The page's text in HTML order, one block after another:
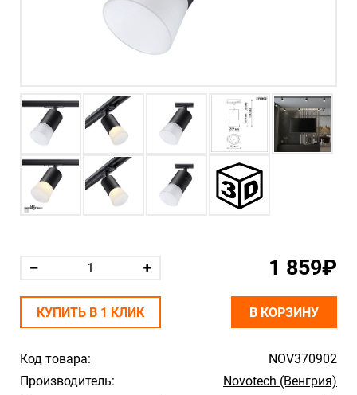
Код товара:
NOV370902
Производитель:
Novotech (Венгрия)
1 859₽
КУПИТЬ В 1 КЛИК В КОРЗИНУ